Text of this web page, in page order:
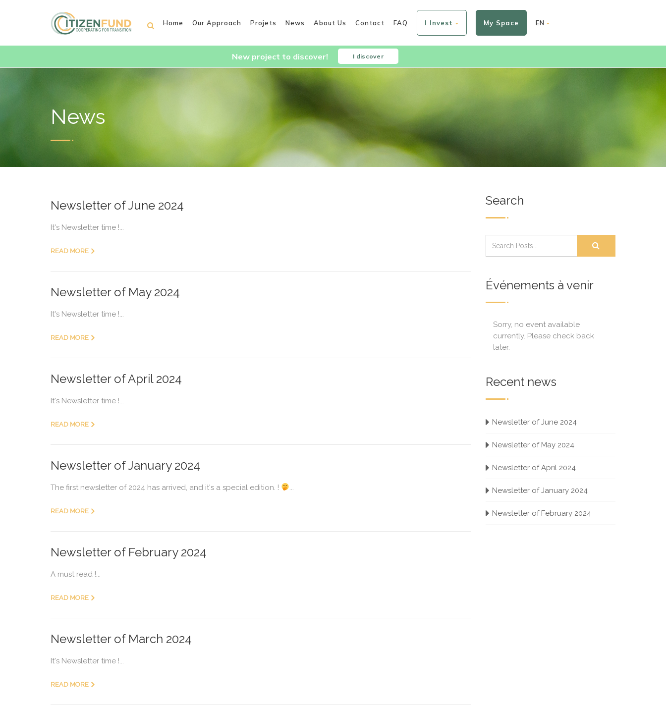
Home Our Approach Projets News About Us Contact FAQ I Invest My Space EN
New project to discover! I discover
News
Newsletter of June 2024
It's Newsletter time !...
READ MORE
Newsletter of May 2024
It's Newsletter time !...
READ MORE
Newsletter of April 2024
It's Newsletter time !...
READ MORE
Newsletter of January 2024
The first newsletter of 2024 has arrived, and it's a special edition. ! ...
READ MORE
Newsletter of February 2024
A must read !...
READ MORE
Newsletter of March 2024
It's Newsletter time !...
READ MORE
Search
Événements à venir
Sorry, no event available
currently. Please check back
later.
Recent news
Newsletter of June 2024
Newsletter of May 2024
Newsletter of April 2024
Newsletter of January 2024
Newsletter of February 2024